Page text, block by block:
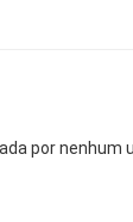
por nenhum